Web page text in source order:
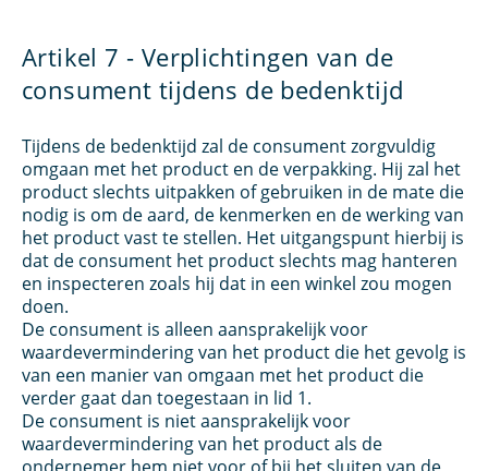
Artikel 7 - Verplichtingen van de
consument tijdens de bedenktijd
Tijdens de bedenktijd zal de consument zorgvuldig
omgaan met het product en de verpakking. Hij zal het
product slechts uitpakken of gebruiken in de mate die
nodig is om de aard, de kenmerken en de werking van
het product vast te stellen. Het uitgangspunt hierbij is
dat de consument het product slechts mag hanteren
en inspecteren zoals hij dat in een winkel zou mogen
doen.
De consument is alleen aansprakelijk voor
waardevermindering van het product die het gevolg is
van een manier van omgaan met het product die
verder gaat dan toegestaan in lid 1.
De consument is niet aansprakelijk voor
waardevermindering van het product als de